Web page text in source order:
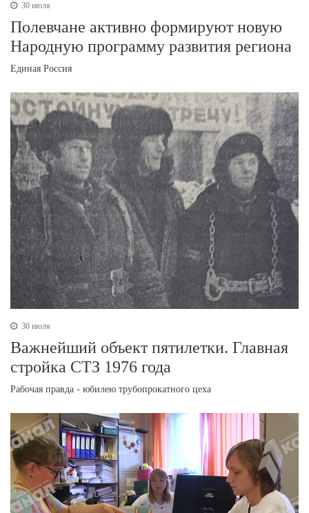
30 июля
Полевчане активно формируют новую
Народную программу развития региона
Единая Россия
30 июля
Важнейший объект пятилетки. Главная
стройка СТЗ 1976 года
Рабочая правда - юбилею трубопрокатного цеха